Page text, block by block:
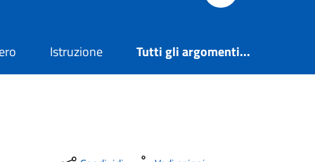
Istruzione Tutti gli argomenti...